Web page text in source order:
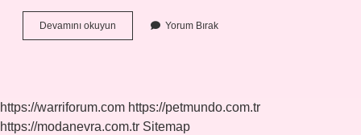
Devamını okuyun
Türleri
Yorum Bırak
https://warriforum.com https://petmundo.com.tr
https://modanevra.com.tr Sitemap